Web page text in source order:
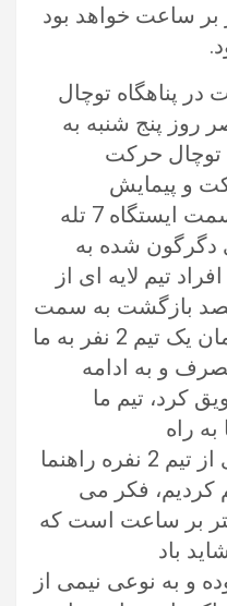
30 کیلومتر بر ساعت خواهد بود
پناهگاه توچال
ساعت 15:00 عصر روز پنج شنبه به
کابین توچال حرکت
حرکت و پیمایش
حدود 50 متر از مسیر به سمت ایستگاه 7 تله
دگرگون شده به
تیم لایه ای از
قصد بازگشت به سمت
قله را نمود که در همین زمان یک تیم 2 نفر به ما
و به ادامه
کرد، تیم ما
راه
افتادیم، 10 دقیقه بعد اثری از تیم 2 نفره راهنما
کردیم، فکر می
حدود 100 کیلومتر بر ساعت است که
باد
کیلومتر یوده و به نوعی نیمی از